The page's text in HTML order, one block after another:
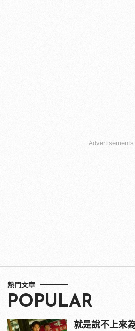
Advertisements
熱門文章
POPULAR
就是說不上來